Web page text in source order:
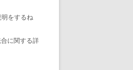
をするね
に関する詳